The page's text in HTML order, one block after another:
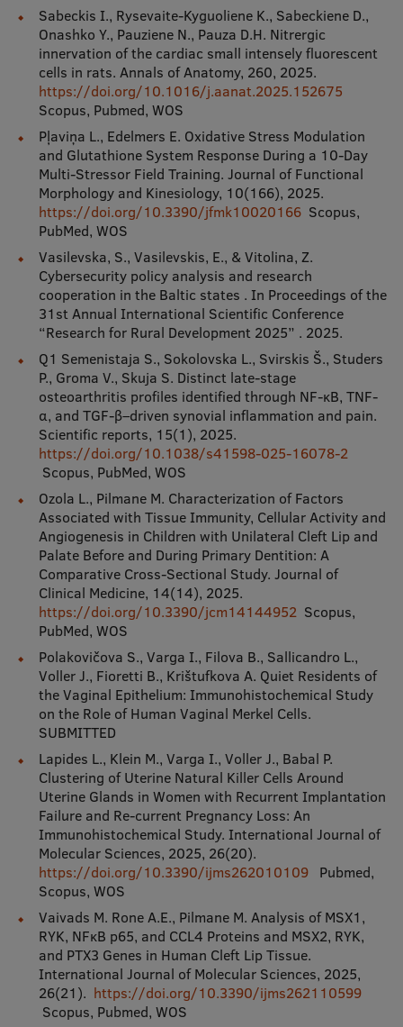
Studiju un vides pieejamība
Dati par 2025. gadu
Suvenīri un grāmatas
Mūžizglītība
Ētikas un līdztiesības mācības
Atvērtā universitāte
Sagatavošanas kursi
Profesionālās pilnveides kursi
ESF kvalifikācijas celšanas kursi
Pedagoģiskās izaugsmes centrs
Kvalifikācijas atbilstības pārbaude
Pētniecība
Zinātniskie institūti un laboratorijas
Pētniecības datu pārvaldība
RSU zinātnes portāls
Zinātnes ietekme
Pētniecības platformas
Doktorantūras skola
Pētniecības pakalpojumi
Pētniecības projekti
Zinātnieku brokastis
Vertikāli integrētie projekti
Zinātniskās konferences
Inovāciju centrs
Sabeckis I., Rysevaite-Kyguoliene K., Sabeckiene D.,
Onashko Y., Pauziene N., Pauza D.H. Nitrergic
innervation of the cardiac small intensely fluorescent
cells in rats. Annals of Anatomy, 260, 2025.
https://doi.org/10.1016/j.aanat.2025.152675
Scopus, Pubmed, WOS
Pļaviņa L., Edelmers E. Oxidative Stress Modulation
and Glutathione System Response During a 10-Day
Multi-Stressor Field Training. Journal of Functional
Morphology and Kinesiology, 10(166), 2025.
https://doi.org/10.3390/jfmk10020166Scopus,
PubMed, WOS
Vasilevska, S., Vasilevskis, E., & Vitolina, Z.
Cybersecurity policy analysis and research
cooperation in the Baltic states . In Proceedings of the
31st Annual International Scientific Conference
“Research for Rural Development 2025” . 2025.
Q1 Semenistaja S., Sokolovska L., Svirskis Š., Studers
P., Groma V., Skuja S. Distinct late-stage
osteoarthritis profiles identified through NF-κB, TNF-
α, and TGF-β–driven synovial inflammation and pain.
Scientific reports, 15(1), 2025.
https://doi.org/10.1038/s41598-025-16078-2
Scopus, PubMed, WOS
Ozola L., Pilmane M. Characterization of Factors
Associated with Tissue Immunity, Cellular Activity and
Angiogenesis in Children with Unilateral Cleft Lip and
Palate Before and During Primary Dentition: A
Comparative Cross-Sectional Study. Journal of
Clinical Medicine, 14(14), 2025.
https://doi.org/10.3390/jcm14144952Scopus,
PubMed, WOS
Polakovičova S., Varga I., Filova B., Sallicandro L.,
Voller J., Fioretti B., Krištufkova A. Quiet Residents of
the Vaginal Epithelium: Immunohistochemical Study
on the Role of Human Vaginal Merkel Cells.
SUBMITTED
Lapides L., Klein M., Varga I., Voller J., Babal P.
Clustering of Uterine Natural Killer Cells Around
Uterine Glands in Women with Recurrent Implantation
Failure and Re-current Pregnancy Loss: An
Immunohistochemical Study. International Journal of
Molecular Sciences, 2025, 26(20).
https://doi.org/10.3390/ijms262010109Pubmed,
Scopus, WOS
Vaivads M. Rone A.E., Pilmane M. Analysis of MSX1,
RYK, NFκB p65, and CCL4 Proteins and MSX2, RYK,
and PTX3 Genes in Human Cleft Lip Tissue.
International Journal of Molecular Sciences, 2025,
26(21). https://doi.org/10.3390/ijms262110599
Scopus, Pubmed, WOS